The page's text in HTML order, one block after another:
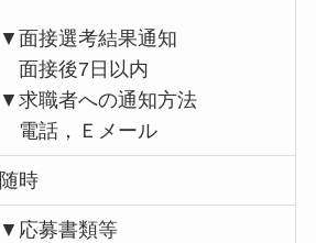
▼面接選考結果通知
面接後7日以内
▼求職者への通知方法
電話，Ｅメール
随時
▼応募書類等